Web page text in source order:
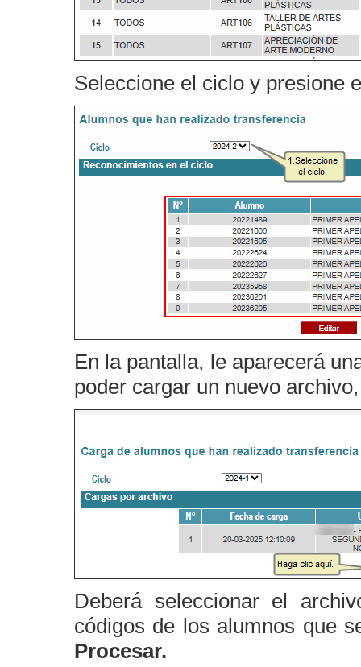
Seleccione el ciclo y presione
En la pantalla, le aparecerá
poder cargar un nuevo
Deberá seleccionar el
códigos de los alumnos que
Procesar.